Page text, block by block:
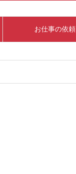
お仕事の依頼